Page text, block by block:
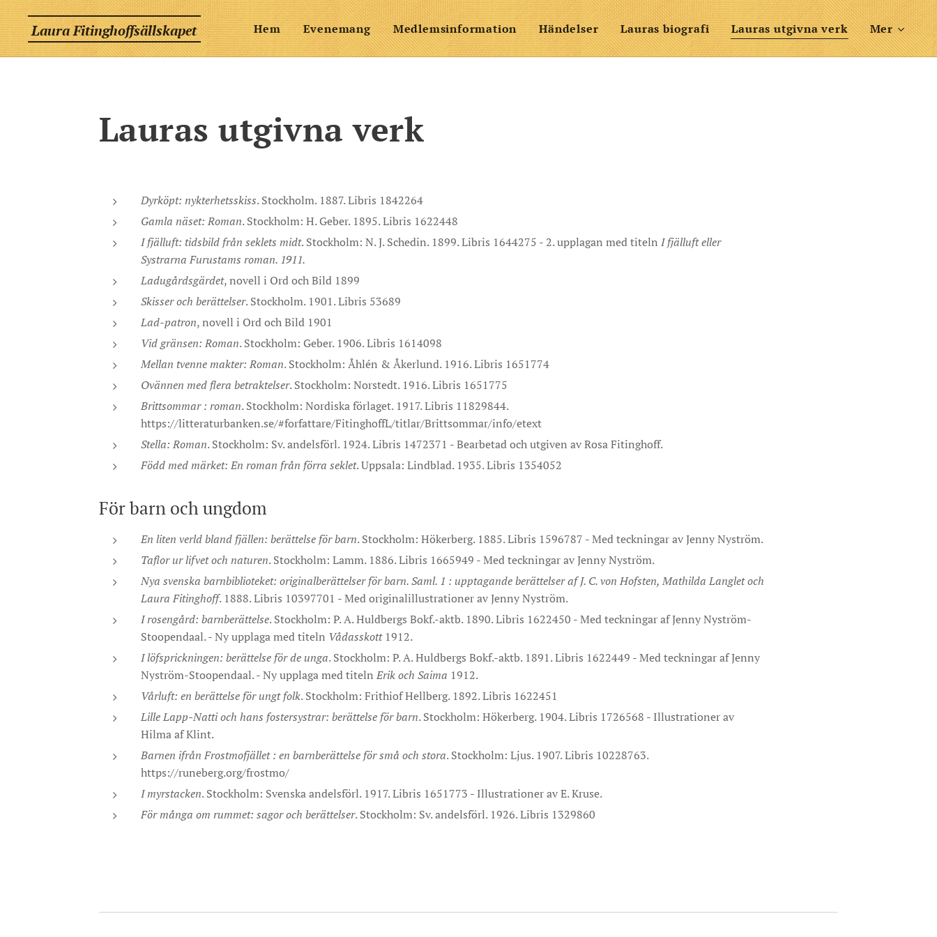
Laura Fitinghoffsällskapet Hem Evenemang Medlemsinformation Händelser Lauras biografi Lauras utgivna verk Mer
Lauras utgivna verk
Dyrköpt: nykterhetsskiss. Stockholm. 1887. Libris 1842264
Gamla näset: Roman. Stockholm: H. Geber. 1895. Libris 1622448
I fjälluft: tidsbild från seklets midt. Stockholm: N. J. Schedin. 1899. Libris 1644275 - 2. upplagan med titeln I fjälluft eller
Systrarna Furustams roman. 1911.
Ladugårdsgärdet, novell i Ord och Bild 1899
Skisser och berättelser. Stockholm. 1901. Libris 53689
Lad-patron, novell i Ord och Bild 1901
Vid gränsen: Roman. Stockholm: Geber. 1906. Libris 1614098
Mellan tvenne makter: Roman. Stockholm: Åhlén & Åkerlund. 1916. Libris 1651774
Ovännen med flera betraktelser. Stockholm: Norstedt. 1916. Libris 1651775
Brittsommar : roman. Stockholm: Nordiska förlaget. 1917. Libris 11829844.
https://litteraturbanken.se/#forfattare/FitinghoffL/titlar/Brittsommar/info/etext
Stella: Roman. Stockholm: Sv. andelsförl. 1924. Libris 1472371 - Bearbetad och utgiven av Rosa Fitinghoff.
Född med märket: En roman från förra seklet. Uppsala: Lindblad. 1935. Libris 1354052
För barn och ungdom
En liten verld bland fjällen: berättelse för barn. Stockholm: Hökerberg. 1885. Libris 1596787 - Med teckningar av Jenny Nyström.
Taflor ur lifvet och naturen. Stockholm: Lamm. 1886. Libris 1665949 - Med teckningar av Jenny Nyström.
Nya svenska barnbiblioteket: originalberättelser för barn. Saml. 1 : upptagande berättelser af J. C. von Hofsten, Mathilda Langlet och
Laura Fitinghoff. 1888. Libris 10397701 - Med originalillustrationer av Jenny Nyström.
I rosengård: barnberättelse. Stockholm: P. A. Huldbergs Bokf.-aktb. 1890. Libris 1622450 - Med teckningar af Jenny Nyström-
Stoopendaal. - Ny upplaga med titeln Vådasskott1912.
I löfsprickningen: berättelse för de unga. Stockholm: P. A. Huldbergs Bokf.-aktb. 1891. Libris 1622449 - Med teckningar af Jenny
Nyström-Stoopendaal. - Ny upplaga med titeln Erik och Saima 1912.
Vårluft: en berättelse för ungt folk. Stockholm: Frithiof Hellberg. 1892. Libris 1622451
Lille Lapp-Natti och hans fostersystrar: berättelse för barn. Stockholm: Hökerberg. 1904. Libris 1726568 - Illustrationer av
Hilma af Klint.
Barnen ifrån Frostmofjället : en barnberättelse för små och stora. Stockholm: Ljus. 1907. Libris 10228763.
https://runeberg.org/frostmo/
I myrstacken. Stockholm: Svenska andelsförl. 1917. Libris 1651773 - Illustrationer av E. Kruse.
För många om rummet: sagor och berättelser. Stockholm: Sv. andelsförl. 1926. Libris 1329860